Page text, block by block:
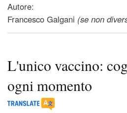
Autore:
Francesco Galgani (se non
L'unico vaccino:
ogni momento